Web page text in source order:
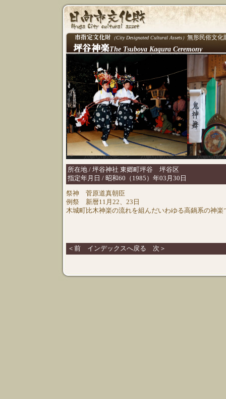
市指定文化財 （City Designated Cultural Assets） 無形民俗文化
坪谷神楽The Tsuboya Kagura Ceremony
所在地 / 坪谷神社 東郷町坪谷 坪谷区
指定年月日 / 昭和60（1985）年03月30日
祭神 菅原道真朝臣
例祭 新暦11月22、23日
木城町比木神楽の流れを組んだいわゆる高鍋系の神
＜前 インデックスへ戻る 次＞